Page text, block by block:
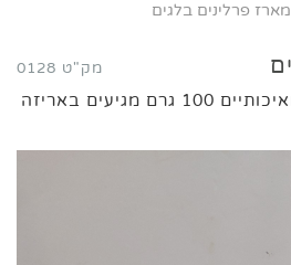
מארז פרלינים בלגים
מק"ט 0128
פרלינים בלגים טעימים ואיכותיים 100 גרם מגיעים באריזה